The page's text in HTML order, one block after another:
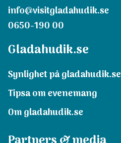
info@visitgladahudik.se
0650-190 00
Gladahudik.se
Synlighet på gladahudik.se
Tipsa om evenemang
Om gladahudik.se